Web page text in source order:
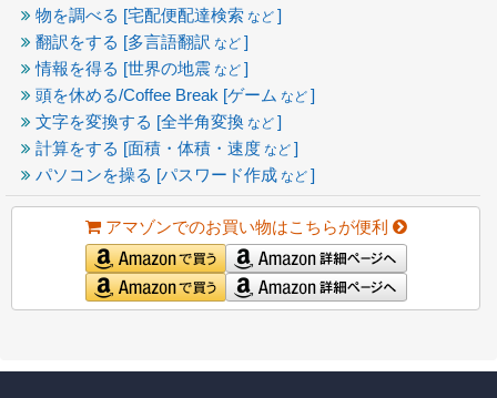
物を調べる [宅配便配達検索 など ]
翻訳をする [多言語翻訳 など ]
情報を得る [世界の地震 など ]
頭を休める/Coffee Break [ゲーム など ]
文字を変換する [全半角変換 など ]
計算をする [面積・体積・速度 など ]
パソコンを操る [パスワード作成 など ]
アマゾンでのお買い物はこちらが便利